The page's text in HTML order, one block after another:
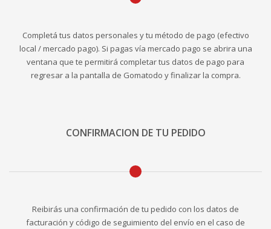
Completá tus datos personales y tu método de pago (efectivo
local / mercado pago). Si pagas vía mercado pago se abrira una
ventana que te permitirá completar tus datos de pago para
regresar a la pantalla de Gomatodo y finalizar la compra.
CONFIRMACION DE TU PEDIDO
Reibirás una confirmación de tu pedido con los datos de
facturación y código de seguimiento del envío en el caso de